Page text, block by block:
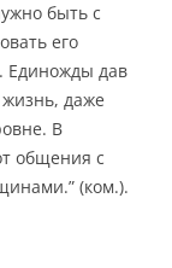
быть с
его
Единожды дав
даже
В
общения с
(ком.).